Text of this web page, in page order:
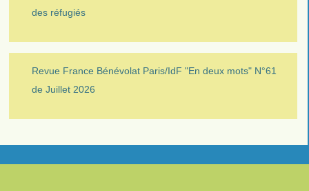
des réfugiés
Revue France Bénévolat Paris/IdF "En deux mots" N°61
de Juillet 2026